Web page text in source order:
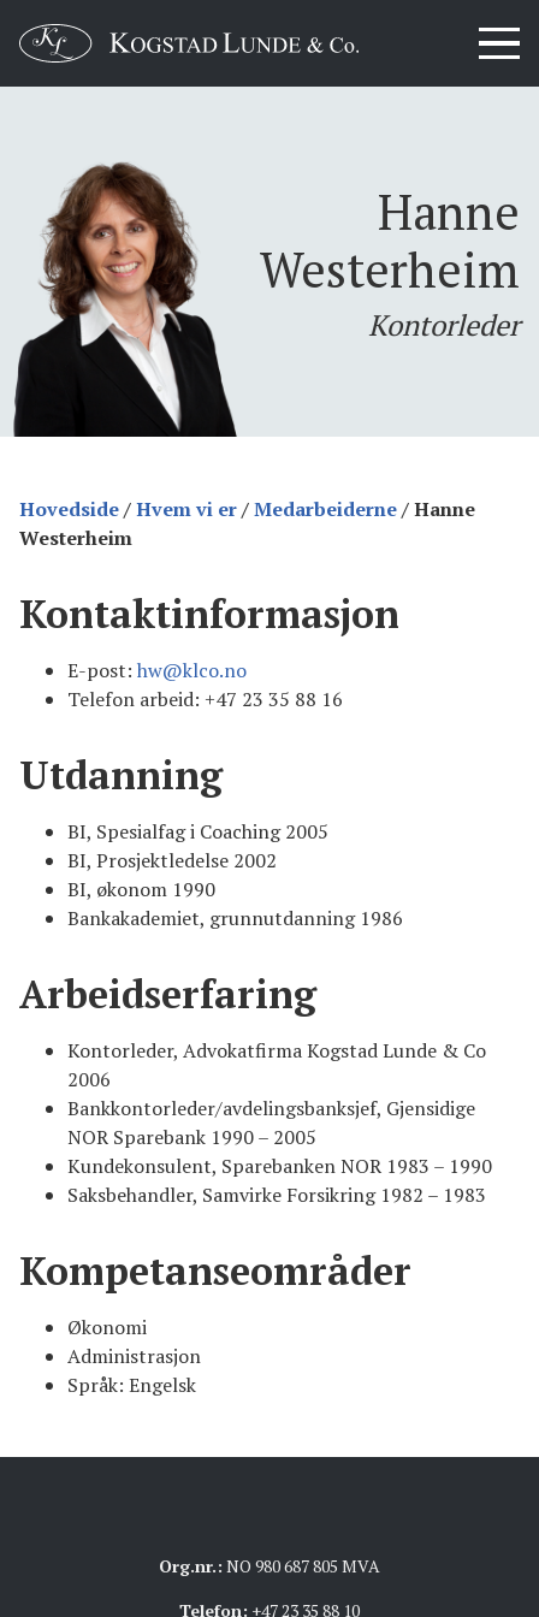
Hanne
Westerheim
Kontorleder
Hovedside/Hvem vi er/Medarbeiderne/Hanne
Westerheim
Kontaktinformasjon
E-post: hw@klco.no
Telefon arbeid: +47 23 35 88 16
Utdanning
BI, Spesialfag i Coaching 2005
BI, Prosjektledelse 2002
BI, økonom 1990
Bankakademiet, grunnutdanning 1986
Arbeidserfaring
Kontorleder, Advokatfirma Kogstad Lunde & Co
2006
Bankkontorleder/avdelingsbanksjef, Gjensidige
NOR Sparebank 1990 – 2005
Kundekonsulent, Sparebanken NOR 1983 – 1990
Saksbehandler, Samvirke Forsikring 1982 – 1983
Kompetanseområder
Økonomi
Administrasjon
Språk: Engelsk
Org.nr.: NO 980 687 805 MVA
Telefon: +47 23 35 88 10